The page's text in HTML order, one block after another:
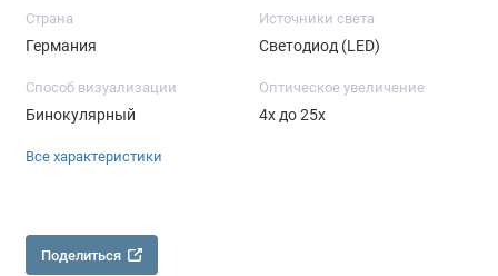
Страна
Германия
Источники света
Светодиод (LED)
Способ визуализации
Бинокулярный
Оптическое увеличение
4х до 25х
Все характеристики
Поделиться